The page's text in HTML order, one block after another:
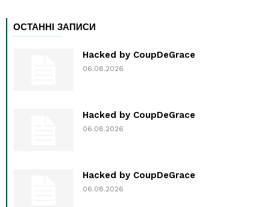
ОСТАННІ ЗАПИСИ
Hacked by CoupDeGrace
06.08.2026
Hacked by CoupDeGrace
06.08.2026
Hacked by CoupDeGrace
06.08.2026